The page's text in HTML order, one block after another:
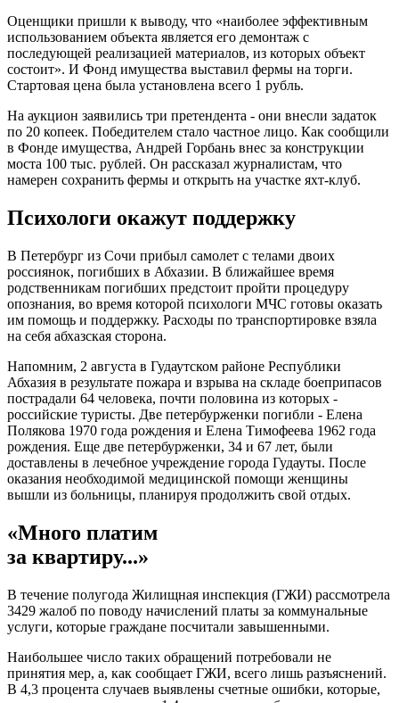
Оценщики пришли к выводу, что «наиболее эффективным
использованием объекта является его демонтаж с
последующей реализацией материалов, из которых объект
состоит». И Фонд имущества выставил фермы на торги.
Стартовая цена была установлена всего 1 рубль.
На аукцион заявились три претендента - они внесли задаток
по 20 копеек. Победителем стало частное лицо. Как сообщили
в Фонде имущества, Андрей Горбань внес за конструкции
моста 100 тыс. рублей. Он рассказал журналистам, что
намерен сохранить фермы и открыть на участке яхт-клуб.
Психологи окажут поддержку
В Петербург из Сочи прибыл самолет с телами двоих
россиянок, погибших в Абхазии. В ближайшее время
родственникам погибших предстоит пройти процедуру
опознания, во время которой психологи МЧС готовы оказать
им помощь и поддержку. Расходы по транспортировке взяла
на себя абхазская сторона.
Напомним, 2 августа в Гудаутском районе Республики
Абхазия в результате пожара и взрыва на складе боеприпасов
пострадали 64 человека, почти половина из которых -
российские туристы. Две петербурженки погибли - Елена
Полякова 1970 года рождения и Елена Тимофеева 1962 года
рождения. Еще две петербурженки, 34 и 67 лет, были
доставлены в лечебное учреждение города Гудауты. После
оказания необходимой медицинской помощи женщины
вышли из больницы, планируя продолжить свой отдых.
«Много платим
за квартиру...»
В течение полугода Жилищная инспекция (ГЖИ) рассмотрела
3429 жалоб по поводу начислений платы за коммунальные
услуги, которые граждане посчитали завышенными.
Наибольшее число таких обращений потребовали не
принятия мер, а, как сообщает ГЖИ, всего лишь разъяснений.
В 4,3 процента случаев выявлены счетные ошибки, которые,